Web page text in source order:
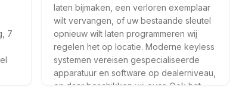
7
laten bijmaken, een verloren exemplaar
wilt vervangen, of uw bestaande sleutel
opnieuw wilt laten programmeren wij
regelen het op locatie. Moderne keyless
systemen vereisen gespecialiseerde
apparatuur en software op dealerniveau,
en daar beschikken wij over. Ook het